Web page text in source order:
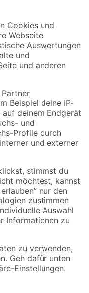
mehr verpassen!
Angebote sind unter
Verfügbarkeiten beziehen
mit Speditionsversand, hier